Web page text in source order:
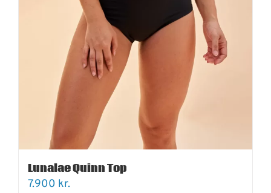
Lunalae Quinn Top
7.900 kr.